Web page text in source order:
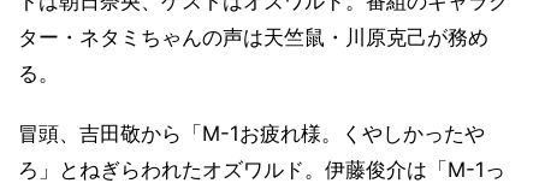
ター・ネタミちゃんの声は天竺鼠・川原克己が務め
る。
冒頭、吉田敬から「M-1お疲れ様。くやしかったや
ろ」とねぎらわれたオズワルド。伊藤俊介は「M-1っ